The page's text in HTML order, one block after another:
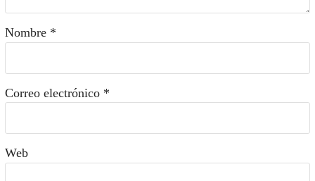
Nombre *
Correo electrónico *
Web